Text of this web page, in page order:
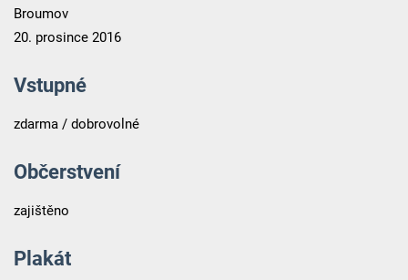
Broumov
20. prosince 2016
Vstupné
zdarma / dobrovolné
Občerstvení
zajištěno
Plakát